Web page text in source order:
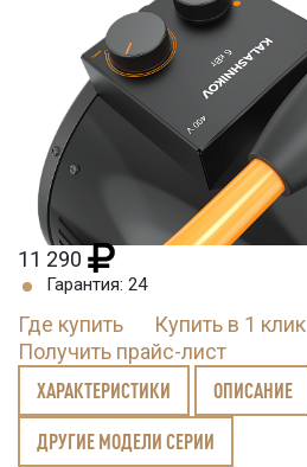
11 290
Гарантия: 24
Где купить
Купить в 1 клик
Получить прайс-лист
ХАРАКТЕРИСТИКИ ОПИСАНИЕ
ДРУГИЕ МОДЕЛИ СЕРИИ